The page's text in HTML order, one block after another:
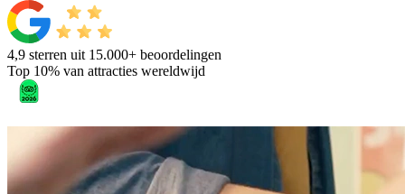
4,9 sterren uit 15.000+ beoordelingen
Top 10% van attracties wereldwijd